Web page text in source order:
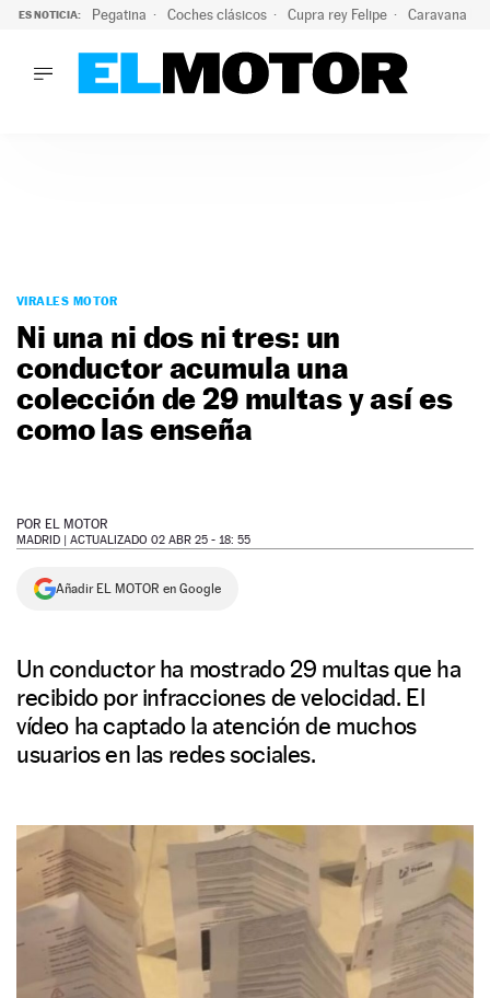
ES NOTICIA: Pegatina Coches clásicos Cupra rey Felipe Caravana
PODCAST
MOTOS
TECNOLOGÍA
SUPERCOCHES
NEWSLETTER
SÍGUENOS
VIRALES MOTOR
Ni una ni dos ni tres: un
conductor acumula una
colección de 29 multas y así es
como las enseña
POR EL MOTOR
MADRID | ACTUALIZADO 02 ABR 25 - 18: 55
Añadir EL MOTOR en Google
Un conductor ha mostrado 29 multas que ha
recibido por infracciones de velocidad. El
vídeo ha captado la atención de muchos
usuarios en las redes sociales.